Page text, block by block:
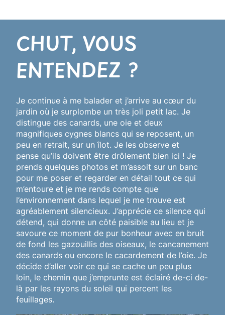
CHUT, VOUS
ENTENDEZ ?
Je continue à me balader et j’arrive au cœur du
jardin où je surplombe un très joli petit lac. Je
distingue des canards, une oie et deux
magnifiques cygnes blancs qui se reposent, un
peu en retrait, sur un îlot. Je les observe et
pense qu’ils doivent être drôlement bien ici ! Je
prends quelques photos et m’assoit sur un banc
pour me poser et regarder en détail tout ce qui
m’entoure et je me rends compte que
l’environnement dans lequel je me trouve est
agréablement silencieux. J’apprécie ce silence qui
détend, qui donne un côté paisible au lieu et je
savoure ce moment de pur bonheur avec en bruit
de fond les gazouillis des oiseaux, le cancanement
des canards ou encore le cacardement de l’oie. Je
décide d’aller voir ce qui se cache un peu plus
loin, le chemin que j’emprunte est éclairé de-ci de-
là par les rayons du soleil qui percent les
feuillages.